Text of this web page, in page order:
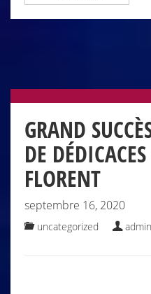
GRAND
DE
FLORENT
septembre 16, 2020
uncategorized